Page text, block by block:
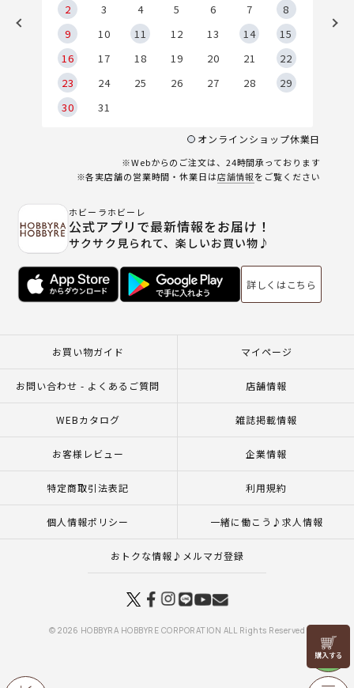
リリヤン
フェア
2
3 4 5 6 7
8
9
10 11 12 13 14
15
16
17 18 19 20 21
22
23
24 25 26 27 28
29
30
31
オンラインショップ休業日
※Webからのご注文は、24時間承っております
※各実店舗の営業時間・休業日は店舗情報をご覧ください
ホビーラホビーレ
公式アプリで最新情報をお届け！
サクサク見られて、楽しいお買い物♪
詳しくはこちら
お買い物ガイド マイページ
お問い合わせ - よくあるご質問 店舗情報
WEBカタログ 雑誌掲載情報
お客様レビュー 企業情報
特定商取引法表記 利用規約
個人情報ポリシー 一緒に働こう♪求人情報
おトクな情報♪メルマガ登録
© 2026 HOBBYRA HOBBYRE CORPORATION ALL Rights Reserved